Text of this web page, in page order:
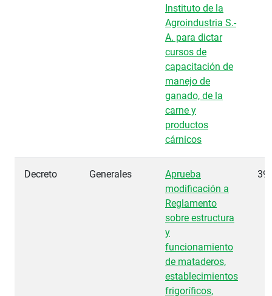
Instituto de la
Agroindustria S.-
A. para dictar
cursos de
capacitación de
manejo de
ganado, de la
carne y
productos
cárnicos
Decreto Generales
Aprueba
modificación a
Reglamento
sobre estructura
y
funcionamiento
de mataderos,
establecimientos
frigoríficos,
39